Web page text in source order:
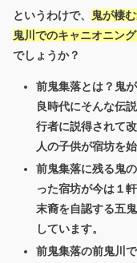
というわけで、
鬼が棲
鬼川でのキャニオニン
でしょうか？
前鬼集落とは？鬼
良時代にそんな伝
行者に説得されて
人の子供が宿坊を
前鬼集落に残る鬼
った宿坊が今は１
末裔を自認する五
しています。
前鬼集落の前鬼川